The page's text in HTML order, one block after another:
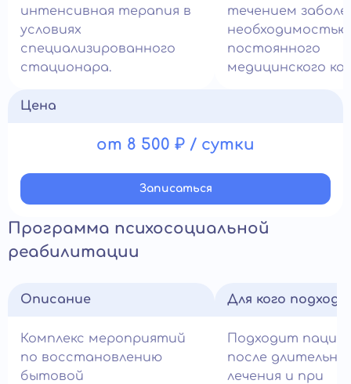
интенсивная терапия в
условиях
специализированного
стационара.
течением
необходимостью
постоянного
медицинского
Цена
от 8 500 ₽ / сутки
Записатьcя
Программа психосоциальной
реабилитации
Описание
Комплекс мероприятий
по восстановлению
бытовой
Для кого
Подходит
после
лечения и при